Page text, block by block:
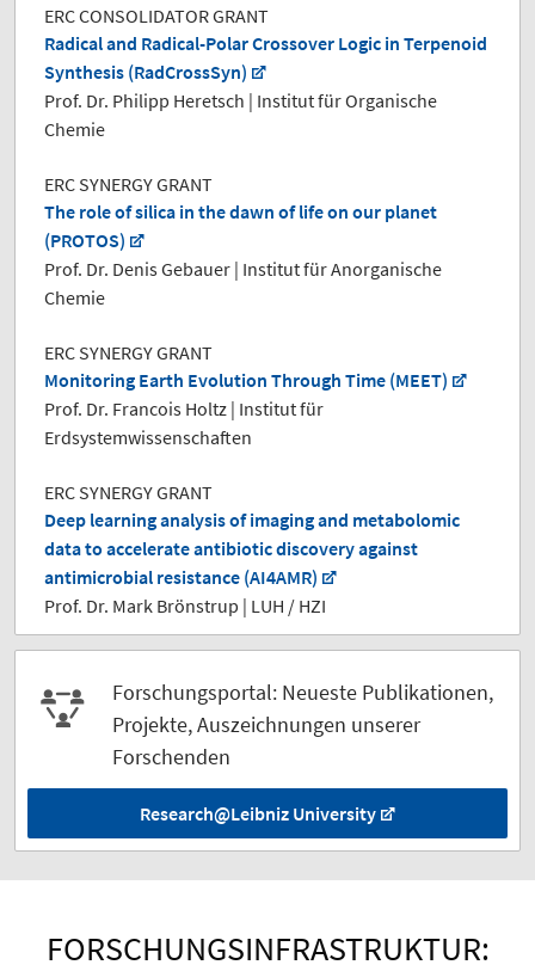
ERC CONSOLIDATOR GRANT
Radical and Radical-Polar Crossover Logic in Terpenoid
Synthesis (RadCrossSyn)
Prof. Dr. Philipp Heretsch | Institut für Organische
Chemie
ERC SYNERGY GRANT
The role of silica in the dawn of life on our planet
(PROTOS)
Prof. Dr. Denis Gebauer | Institut für Anorganische
Chemie
ERC SYNERGY GRANT
Monitoring Earth Evolution Through Time (MEET)
Prof. Dr. Francois Holtz | Institut für
Erdsystemwissenschaften
ERC SYNERGY GRANT
Deep learning analysis of imaging and metabolomic
data to accelerate antibiotic discovery against
antimicrobial resistance (AI4AMR)
Prof. Dr. Mark Brönstrup | LUH / HZI
Forschungsportal: Neueste Publikationen,
Projekte, Auszeichnungen unserer
Forschenden
Research@Leibniz University
FORSCHUNGSINFRASTRUKTUR: